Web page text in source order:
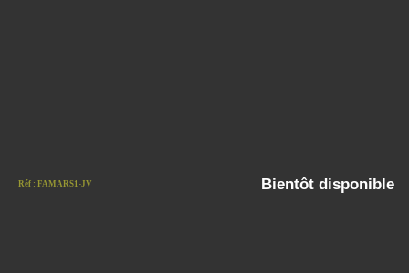
Réf : FAMARS1-JV Bientôt disponible